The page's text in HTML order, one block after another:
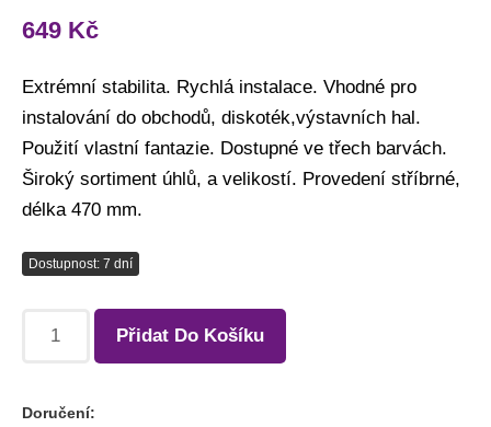
649 Kč
Extrémní stabilita. Rychlá instalace. Vhodné pro
instalování do obchodů, diskoték,výstavních hal.
Použití vlastní fantazie. Dostupné ve třech barvách.
Široký sortiment úhlů, a velikostí. Provedení stříbrné,
délka 470 mm.
Dostupnost: 7 dní
Přidat Do Košíku
Doručení: